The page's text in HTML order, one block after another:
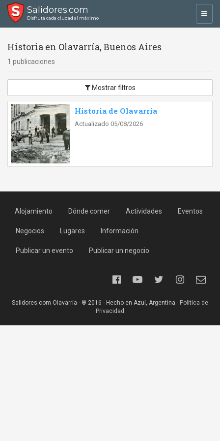
Salidores.com
Disfrutá cada ciudad al máximo
Historia en Olavarría, Buenos Aires
1 publicaciones
Mostrar filtros
Historia de Olavarría
Actualizado 05/08/2026
Alojamiento Dónde comer Actividades Eventos
Negocios Lugares Información
Publicar un evento Publicar un negocio
Salidores.com Olavarría - ® 2016 - Hecho en Azul, Argentina - Política de
Privacidad